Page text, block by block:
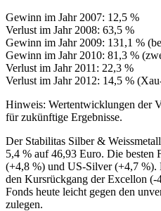
Gewinn im Jahr 2007: 12,5 %
Verlust im Jahr 2008: 63,5 %
Gewinn im Jahr 2009: 131,1 %
Gewinn im Jahr 2010: 81,3 %
Verlust im Jahr 2011: 22,3 %
Verlust im Jahr 2012: 14,5 %
Hinweis: Wertentwicklungen der
für zukünftige Ergebnisse.
Der Stabilitas Silber &
5,4 % auf 46,93 Euro. Die besten
(+4,8 %) und US-Silver (+4,7 %).
den Kursrückgang der Excellon (-
Fonds heute leicht gegen den
zulegen.